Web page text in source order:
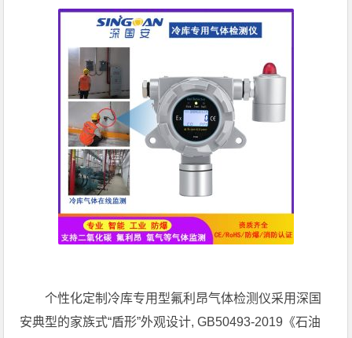
个性化定制冷库专用型氟利昂气体检测仪采用深国
安典型的家族式“盾形”外观设计, GB50493-2019《石油